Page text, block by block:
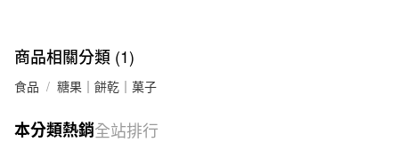
商品相關分類 (1)
食品 糖果｜餅乾｜菓子
本分類熱銷全站排行